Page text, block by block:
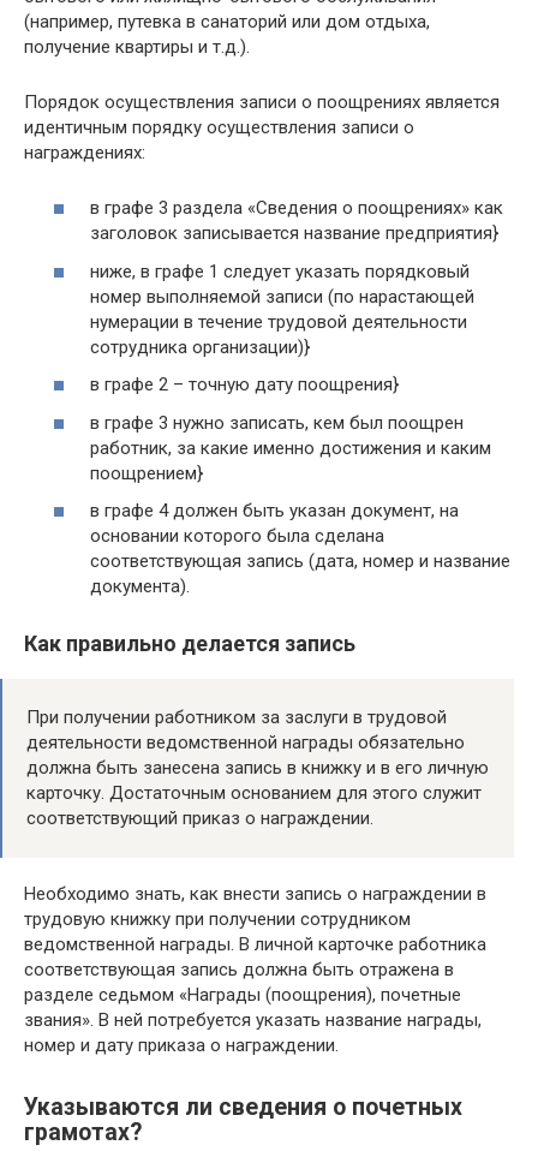
(например, путевка в санаторий или дом отдыха,
получение квартиры и т.д.).
Порядок осуществления записи о поощрениях является
идентичным порядку осуществления записи о
награждениях:
в графе 3 раздела «Сведения о поощрениях» как
заголовок записывается название предприятия}
ниже, в графе 1 следует указать порядковый
номер выполняемой записи (по нарастающей
нумерации в течение трудовой деятельности
сотрудника организации)}
в графе 2 – точную дату поощрения}
в графе 3 нужно записать, кем был поощрен
работник, за какие именно достижения и каким
поощрением}
в графе 4 должен быть указан документ, на
основании которого была сделана
соответствующая запись (дата, номер и название
документа).
Как правильно делается запись
При получении работником за заслуги в трудовой
деятельности ведомственной награды обязательно
должна быть занесена запись в книжку и в его личную
карточку. Достаточным основанием для этого служит
соответствующий приказ о награждении.
Необходимо знать, как внести запись о награждении в
трудовую книжку при получении сотрудником
ведомственной награды. В личной карточке работника
соответствующая запись должна быть отражена в
разделе седьмом «Награды (поощрения), почетные
звания». В ней потребуется указать название награды,
номер и дату приказа о награждении.
Указываются ли сведения о почетных
грамотах?